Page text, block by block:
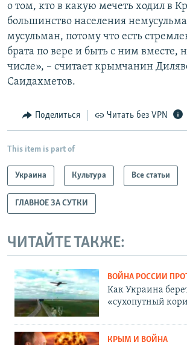
о том, кто в какую мечеть ходил в
большинство населения
мусульман, потому что есть
брата по вере и быть с ним вместе,
числе», – считает крымчанин
Саидахметов.
Поделиться Читать без VPN
This item is part of
Украина Культура Все статьи
ГЛАВНОЕ ЗА СУТКИ
ЧИТАЙТЕ ТАКЖЕ:
ВОЙНА РОССИИ
Как Украина
«сухопутный
КРЫМ И ВОЙНА